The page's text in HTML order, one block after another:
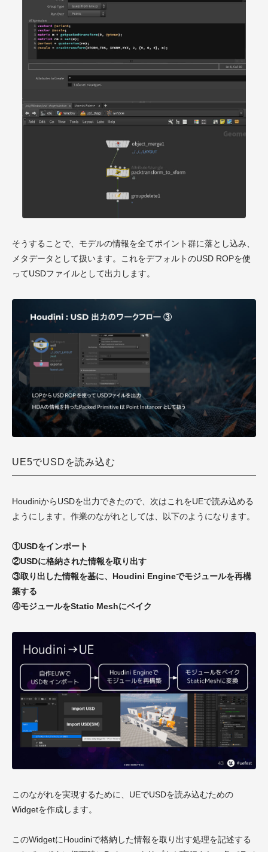
そうすることで、モデルの情報を全てポイント群に落とし込み、
メタデータとして扱います。これをデフォルトのUSD ROPを使
ってUSDファイルとして出力します。
UE5でUSDを読み込む
HoudiniからUSDを出力できたので、次はこれをUEで読み込める
ようにします。作業のながれとしては、以下のようになります。
①USDをインポート
②USDに格納された情報を取り出す
③取り出した情報を基に、Houdini Engineでモジュールを再構
築する
④モジュールをStatic Meshにベイク
このながれを実現するために、UEでUSDを読み込むための
Widgetを作成します。
このWidgetにHoudiniで格納した情報を取り出す処理を記述する